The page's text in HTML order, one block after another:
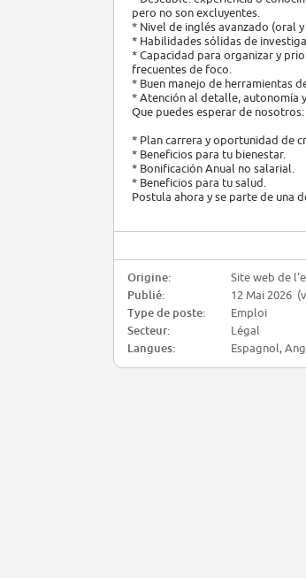
pero no son excluyentes.
* Nivel de inglés avanzado (oral
* Habilidades sólidas de
* Capacidad para organizar y
frecuentes de foco.
* Buen manejo de herramientas
* Atención al detalle, autonomía
Que puedes esperar de nosotros:
* Plan carrera y oportunidad de
* Beneficios para tu bienestar.
* Bonificación Anual no salarial.
* Beneficios para tu salud.
Postula ahora y se parte de una
Origine:
Site web de
Publié:
12 Mai 2026
Type de poste:
Emploi
Secteur:
Légal
Langues:
Espagnol,